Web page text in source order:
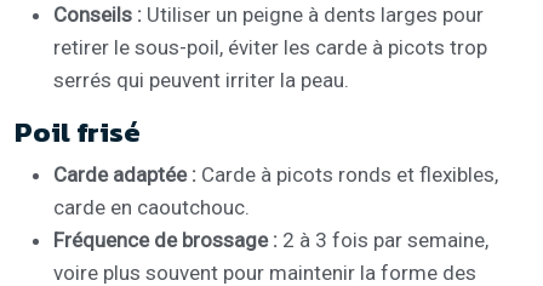
Conseils : Utiliser un peigne à dents larges pour
retirer le sous-poil, éviter les carde à picots trop
serrés qui peuvent irriter la peau.
Poil frisé
Carde adaptée : Carde à picots ronds et flexibles,
carde en caoutchouc.
Fréquence de brossage : 2 à 3 fois par semaine,
voire plus souvent pour maintenir la forme des